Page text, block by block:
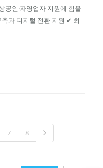
공인·자영업자 지원에 힘을
과 디지털 전환 지원 ✔ 최
7 8